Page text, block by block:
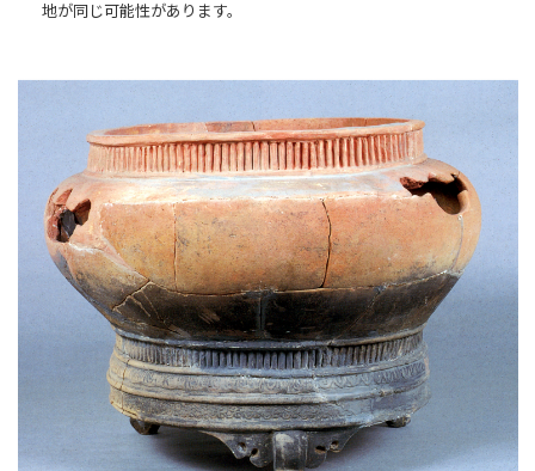
地が同じ可能性があります。